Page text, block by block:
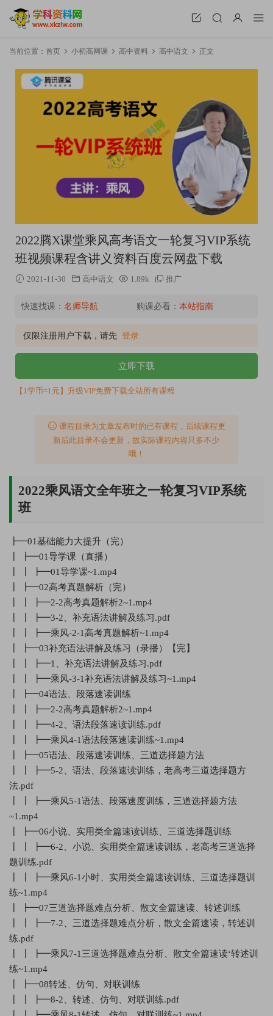
当前位置： 首页 小初高网课 高中资料 高中语文 正文
2022腾X课堂乘风高考语文一轮复习VIP系统
班视频课程含讲义资料百度云网盘下载
2021-11-30 高中语文 1.89k 推广
快速找课： 名师导航 购课必看： 本站指南
仅限注册用户下载，请先 登录
立即下载
【1学币=1元】升级VIP免费下载全站所有课程
课程目录为文章发布时的已有课程，后续课程更
新后此目录不会更新，故实际课程内容只多不少
哦！
2022乘风语文全年班之一轮复习VIP系统
班
┣━01基础能力大提升（完）
┃ ┣━01导学课（直播）
┃ ┃ ┣━01导学课~1.mp4
┃ ┣━02高考真题解析（完）
┃ ┃ ┣━2-2高考真题解析2~1.mp4
┃ ┃ ┣━3-2、补充语法讲解及练习.pdf
┃ ┃ ┣━乘风-2-1高考真题解析~1.mp4
┃ ┣━03补充语法讲解及练习（录播）【完】
┃ ┃ ┣━1、补充语法讲解及练习.pdf
┃ ┃ ┣━乘风-3-1补充语法讲解及练习~1.mp4
┃ ┣━04语法、段落速读训练
┃ ┃ ┣━2-2高考真题解析2~1.mp4
┃ ┃ ┣━4-2、语法段落速读训练.pdf
┃ ┃ ┣━乘风4-1语法段落速读训练~1.mp4
┃ ┣━05语法、段落速读训练、三道选择题方法
┃ ┃ ┣━5-2、语法、段落速读训练，老高考三道选择题方
法.pdf
┃ ┃ ┣━乘风5-1语法、段落速度训练，三道选择题方法
~1.mp4
┃ ┣━06小说、实用类全篇速读训练、三道选择题训练
┃ ┃ ┣━6-2、小说、实用类全篇速读训练，老高考三道选择
题训练.pdf
┃ ┃ ┣━乘风6-1小时、实用类全篇速读训练、三道选择题训
练~1.mp4
┃ ┣━07三道选择题难点分析、散文全篇速读、转述训练
┃ ┃ ┣━7-2、三道选择题难点分析，散文全篇速读，转述训
练.pdf
┃ ┃ ┣━乘风7-1三道选择题难点分析、散文全篇速读‘转述训
练~1.mp4
┃ ┣━08转述、仿句、对联训练
┃ ┃ ┣━8-2、转述、仿句、对联训练.pdf